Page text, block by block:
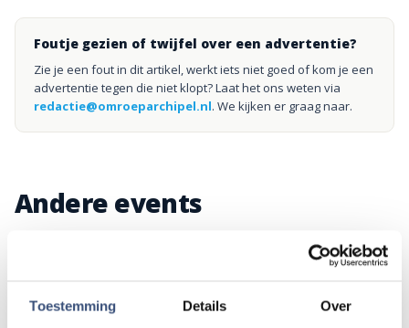
Toestemming Details Over
Foutje gezien of twijfel over een advertentie?
Zie je een fout in dit artikel, werkt iets niet goed of kom je een
advertentie tegen die niet klopt? Laat het ons weten via
redactie@omroeparchipel.nl. We kijken er graag naar.
Andere events
8
AUG.
📍Ouddorp🕐11:00